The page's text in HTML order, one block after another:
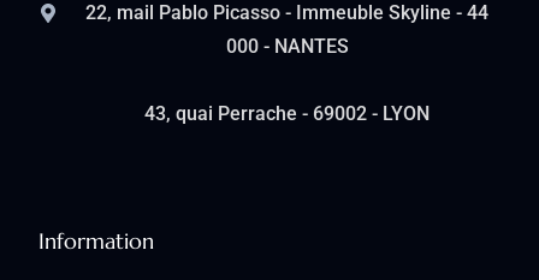
Information
22, mail Pablo Picasso - Immeuble Skyline - 44
000 - NANTES
43, quai Perrache - 69002 - LYON